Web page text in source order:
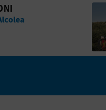
Sant Antoni